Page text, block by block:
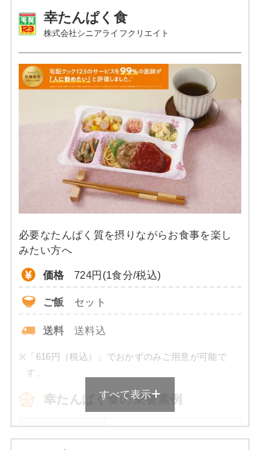
5品～6品
カロリー 430～600 kcal
塩分 3.0以下
-
糖質 -
リン -
カリウム -
コレステロール -
※カロリーは目安の数値であるため、メニューによっ
て異なる場合がございます。 ごはんセットでの栄養
価です。
普通食のメニュー例
オクラのお浸し
ひじきの煮物
厚焼き玉子（関東風）
ほうれん草白和え
幸たんぱく食
株式会社シニアライフクリエイト
必要なたんぱく質を摂りながらお食事を楽し
みたい方へ
価格 724円(1食分/税込)
ご飯 セット
送料 送料込
※ 「616円（税込）」でおかずのみご用意が可能で
す。
幸たんぱく食の栄養素例
すべて表示